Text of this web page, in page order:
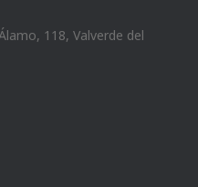
118, Valverde del